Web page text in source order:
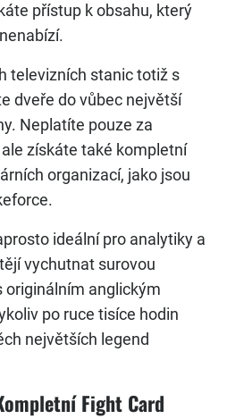
přístup k obsahu, který
televizních stanic totiž s
dveře do vůbec největší
Neplatíte pouze za
získáte také kompletní
organizací, jako jsou
ideální pro analytiky a
vychutnat surovou
anglickým
po ruce tisíce hodin
největších legend
Fight Card